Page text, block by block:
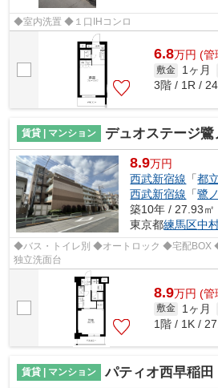
◆室内洗置 ◆１口IHコンロ
6.8万円 (管
敷金 1ヶ月
3階 / 1R /
賃貸 | マンション デュオステージ鷺
8.9万円
西武新宿線 「都
西武新宿線 「鷺
築10年 / 27.93㎡
東京都練馬区中
◆バス・トイレ別 ◆オートロック ◆宅配
独立洗面台
8.9万円 (管
敷金 1ヶ月
1階 / 1K /
賃貸 | マンション パティオ西早稲田